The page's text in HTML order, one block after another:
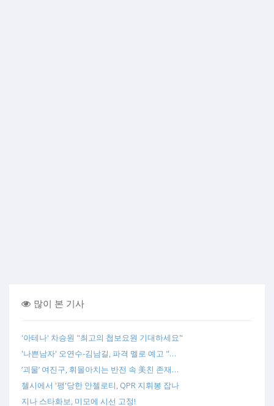
많이 본 기사
'아테나' 차승원 "최고의 첩보요원 기대하세요"
'나쁜남자' 오연수-김남길, 파격 멜로 예고 "…
‘괴물’ 여진구, 휘몰아치는 반전 속 美친 존재…
첼시에서 '팽'당한 안첼로티, QPR 지휘봉 잡나
지나 스타화보, 미모에 시선 고정!